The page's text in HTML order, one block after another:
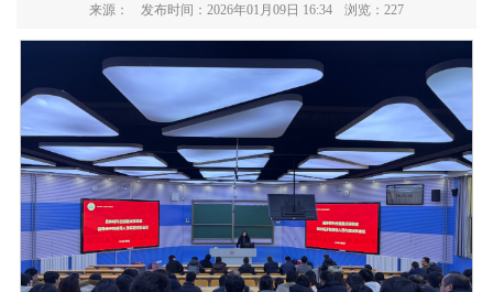
来源： 发布时间：2026年01月09日 16:34 浏览： 227